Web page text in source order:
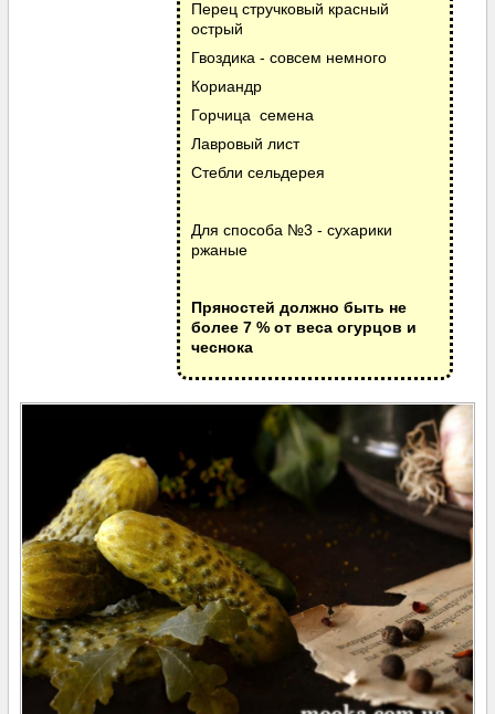
Перец стручковый красный
острый
Гвоздика - совсем немного
Кориандр
Горчица семена
Лавровый лист
Стебли сельдерея
Для способа №3 - сухарики
ржаные
Пряностей должно быть не
более 7 % от веса огурцов и
чеснока